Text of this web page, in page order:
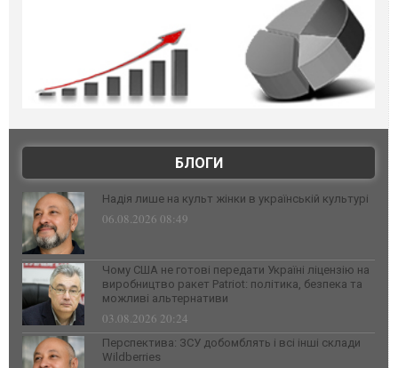
БЛОГИ
Надія лише на культ жінки в українській культурі
06.08.2026 08:49
Чому США не готові передати Україні ліцензію на
виробництво ракет Patriot: політика, безпека та
можливі альтернативи
03.08.2026 20:24
Перспектива: ЗСУ добомблять і всі інші склади
Wildberries